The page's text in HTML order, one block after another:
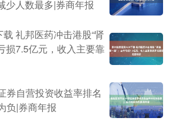
少人数最多|券商年报
礼邦医药冲击港股“肾
损7.5亿元，收入主要靠
券自营投资收益率排名
负|券商年报